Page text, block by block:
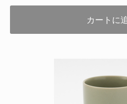
カートに